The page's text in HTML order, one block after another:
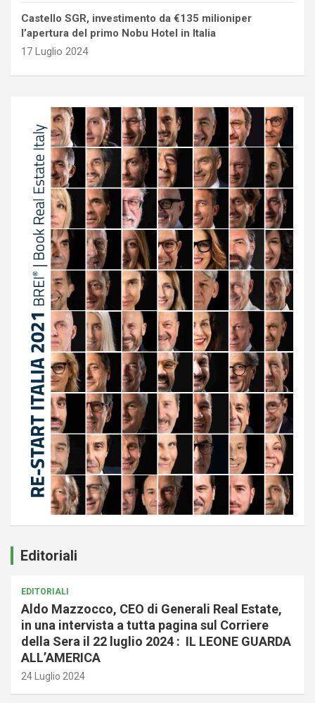
Castello SGR, investimento da €135 milioniper
l’apertura del primo Nobu Hotel in Italia
17 Luglio 2024
Editoriali
EDITORIALI
Aldo Mazzocco, CEO di Generali Real Estate,
in una intervista a tutta pagina sul Corriere
della Sera il 22 luglio 2024 : IL LEONE GUARDA
ALL’AMERICA
24 Luglio 2024